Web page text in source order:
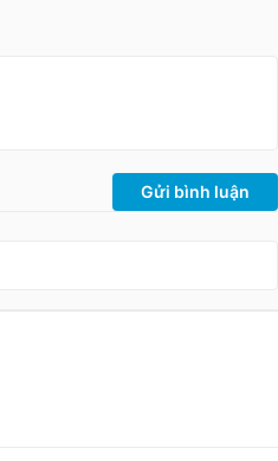
Gửi bình luận